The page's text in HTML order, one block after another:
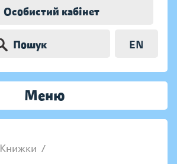
Особистий кабінет
Пошук EN
Меню
Книжки /